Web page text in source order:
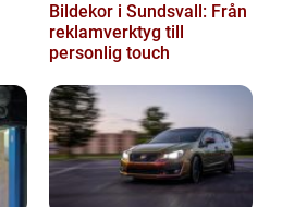
Bildekor i Sundsvall: Från
reklamverktyg till
personlig touch